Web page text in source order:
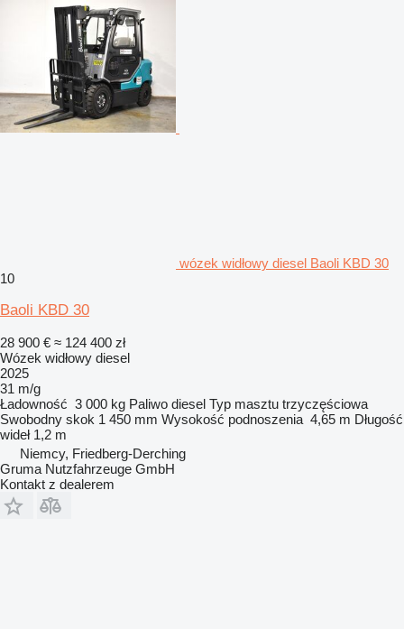
wózek widłowy diesel Baoli KBD 30
10
Baoli KBD 30
28 900 € ≈ 124 400 zł
Wózek widłowy diesel
2025
31 m/g
Ładowność 3 000 kg Paliwo diesel Typ masztu trzyczęściowa
Swobodny skok 1 450 mm Wysokość podnoszenia 4,65 m Długość
wideł 1,2 m
Niemcy, Friedberg-Derching
Gruma Nutzfahrzeuge GmbH
Kontakt z dealerem